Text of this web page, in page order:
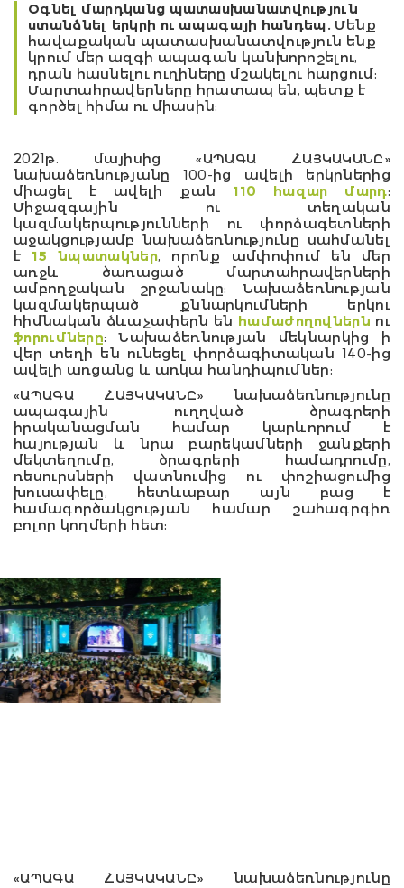
Օգնել մարդկանց պատասխանատվություն
ստանձնել երկրի ու ապագայի հանդեպ. Մենք
հավաքական պատասխանատվություն ենք
կրում մեր ազգի ապագան կանխորոշելու,
դրան հասնելու ուղիները մշակելու հարցում:
Մարտահրավերները հրատապ են, պետք է
գործել հիմա ու միասին:
2021թ. մայիսից «ԱՊԱԳԱ ՀԱՅԿԱԿԱՆԸ»
նախաձեռնությանը 100-ից ավելի երկրներից
միացել է ավելի քան 110 հազար մարդ:
Միջազգային ու տեղական
կազմակերպությունների ու փորձագետների
աջակցությամբ նախաձեռնությունը սահմանել
է 15 նպատակներ, որոնք ամփոփում են մեր
առջև ծառացած մարտահրավերների
ամբողջական շրջանակը: Նախաձեռնության
կազմակերպած քննարկումների երկու
հիմնական ձևաչափերն են համաժողովներն ու
ֆորումները: Նախաձեռնության մեկնարկից ի
վեր տեղի են ունեցել փորձագիտական 140-ից
ավելի առցանց և առկա հանդիպումներ:
«ԱՊԱԳԱ ՀԱՅԿԱԿԱՆԸ» նախաձեռնությունը
ապագային ուղղված ծրագրերի
իրականացման համար կարևորում է
հայության և նրա բարեկամների ջանքերի
մեկտեղումը, ծրագրերի համադրումը,
ռեսուրսների վատնումից ու փոշիացումից
խուսափելը, հետևաբար այն բաց է
համագործակցության համար շահագրգիռ
բոլոր կողմերի հետ:
«ԱՊԱԳԱ ՀԱՅԿԱԿԱՆԸ» նախաձեռնությունը